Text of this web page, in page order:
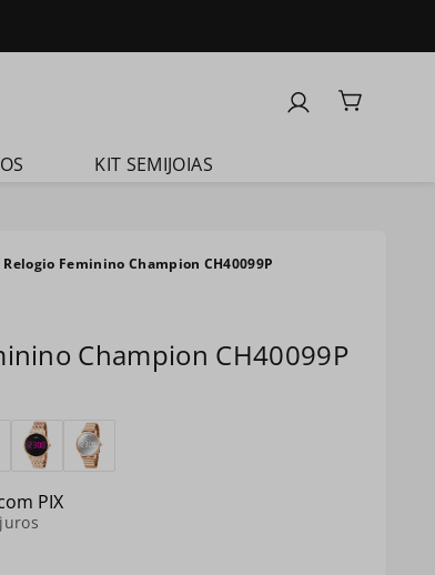
KIT SEMIJOIAS
Relogio Feminino Champion CH40099P
Champion CH40099P
PIX